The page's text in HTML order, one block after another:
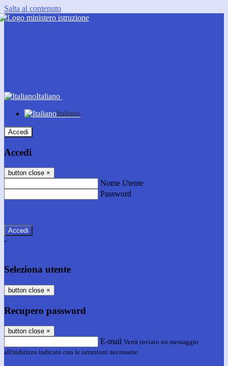
Salta al contenuto
Italiano
Italiano
Accedi
Accedi
button close ×
Nome Utente
Password
-
Seleziona utente
button close ×
Recupero password
button close ×
E-mail Verrà inviato un messaggio
all'indirizzo indicato con le istruzioni necessarie.